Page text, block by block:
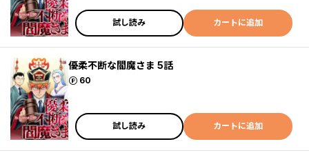
試し読み カートに追加
優柔不断な閻魔さま 5話
60
ポイント
試し読み カートに追加